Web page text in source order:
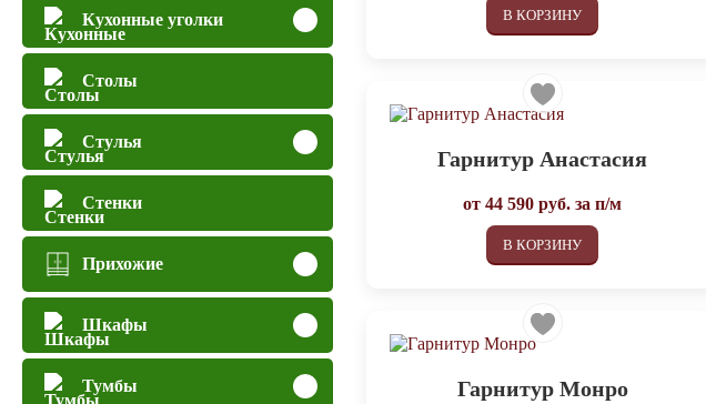
Кухонные уголки
Столы
Стулья
Стенки
Прихожие
Шкафы
Тумбы
В КОРЗИНУ
Гарнитур Анастасия
от44 590 руб. за п/м
В КОРЗИНУ
Гарнитур Монро